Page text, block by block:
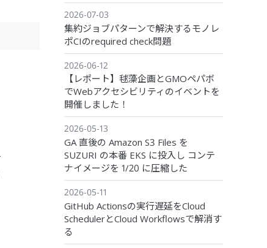
2026-07-03
集約ジョブパターンで解決するモノレ
ポCIのrequired check問題
2026-06-12
【レポート】毬藻企画とGMOペパボ
でWebアクセシビリティのイベントを
開催しました！
2026-05-13
GA 直後の Amazon S3 Files を
SUZURI の本番 EKS に投入し コンテ
ナイメージを 1/20 に圧縮した
2026-05-11
GitHub Actionsの実行遅延をCloud
SchedulerとCloud Workflowsで解消す
る